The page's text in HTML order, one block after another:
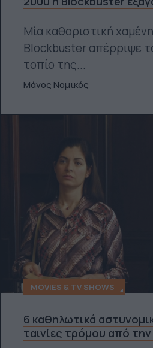
Μία καθοριστική
Blockbuster απέρριψε
τοπίο της...
Μάνος Νομικός
MOVIES & TV SHOWS
6 καθηλωτικά
ταινίες τρόμου από